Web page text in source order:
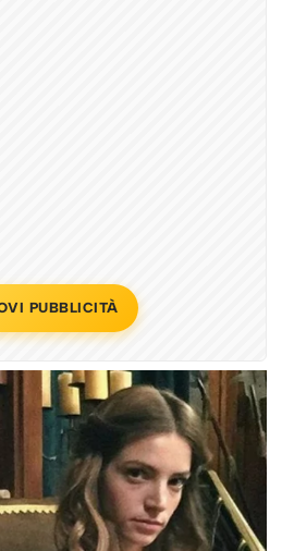
PUBBLICITÀ